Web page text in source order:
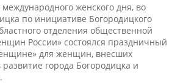
женского дня, во
по инициативе Богородицкого
отделения общественной
России» состоялся праздничный
для женщин, внесших
города Богородицка и